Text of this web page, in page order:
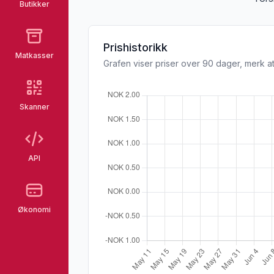
Butikker
Matkasser
Skanner
API
Økonomi
Prishistorikk
Grafen viser priser over 90 dager, merk